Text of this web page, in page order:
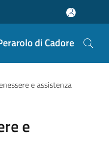
di Cadore
e assistenza
e